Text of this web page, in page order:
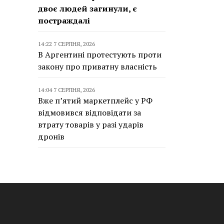
двоє людей загинули, є
постраждалі
14:22 7 СЕРПНЯ, 2026
В Аргентині протестують проти
закону про приватну власність
14:04 7 СЕРПНЯ, 2026
Вже п’ятий маркетплейс у РФ
відмовився відповідати за
втрату товарів у разі ударів
дронів